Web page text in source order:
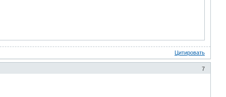
Цитировать
7